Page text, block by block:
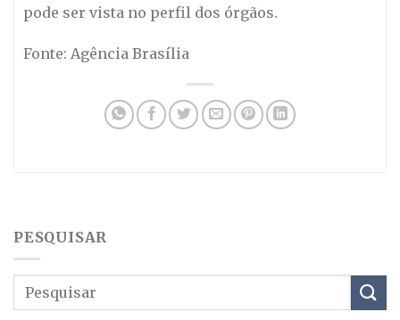
pode ser vista no perfil dos órgãos.
Fonte: Agência Brasília
PESQUISAR